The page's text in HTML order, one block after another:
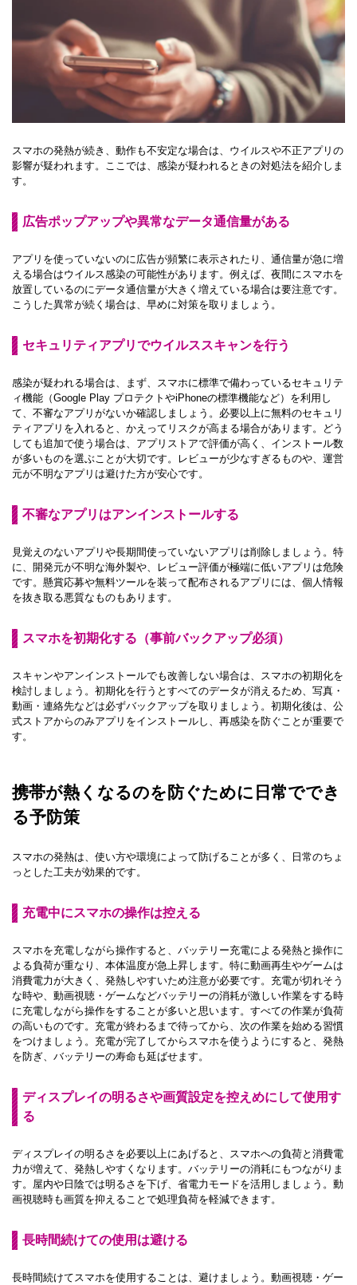
スマホの発熱が続き、動作も不安定な場合は、ウイルスや不正アプリの
影響が疑われます。ここでは、感染が疑われるときの対処法を紹介しま
す。
広告ポップアップや異常なデータ通信量がある
アプリを使っていないのに広告が頻繁に表示されたり、通信量が急に増
える場合はウイルス感染の可能性があります。例えば、夜間にスマホを
放置しているのにデータ通信量が大きく増えている場合は要注意です。
こうした異常が続く場合は、早めに対策を取りましょう。
セキュリティアプリでウイルススキャンを行う
感染が疑われる場合は、まず、スマホに標準で備わっているセキュリテ
ィ機能（Google Play プロテクトやiPhoneの標準機能など）を利用し
て、不審なアプリがないか確認しましょう。必要以上に無料のセキュリ
ティアプリを入れると、かえってリスクが高まる場合があります。どう
しても追加で使う場合は、アプリストアで評価が高く、インストール数
が多いものを選ぶことが大切です。レビューが少なすぎるものや、運営
元が不明なアプリは避けた方が安心です。
不審なアプリはアンインストールする
見覚えのないアプリや長期間使っていないアプリは削除しましょう。特
に、開発元が不明な海外製や、レビュー評価が極端に低いアプリは危険
です。懸賞応募や無料ツールを装って配布されるアプリには、個人情報
を抜き取る悪質なものもあります。
スマホを初期化する（事前バックアップ必須）
スキャンやアンインストールでも改善しない場合は、スマホの初期化を
検討しましょう。初期化を行うとすべてのデータが消えるため、写真・
動画・連絡先などは必ずバックアップを取りましょう。初期化後は、公
式ストアからのみアプリをインストールし、再感染を防ぐことが重要で
す。
携帯が熱くなるのを防ぐために日常ででき
る予防策
スマホの発熱は、使い方や環境によって防げることが多く、日常のちょ
っとした工夫が効果的です。
充電中にスマホの操作は控える
スマホを充電しながら操作すると、バッテリー充電による発熱と操作に
よる負荷が重なり、本体温度が急上昇します。特に動画再生やゲームは
消費電力が大きく、発熱しやすいため注意が必要です。充電が切れそう
な時や、動画視聴・ゲームなどバッテリーの消耗が激しい作業をする時
に充電しながら操作をすることが多いと思います。すべての作業が負荷
の高いものです。充電が終わるまで待ってから、次の作業を始める習慣
をつけましょう。充電が完了してからスマホを使うようにすると、発熱
を防ぎ、バッテリーの寿命も延ばせます。
ディスプレイの明るさや画質設定を控えめにして使用す
る
ディスプレイの明るさを必要以上にあげると、スマホへの負荷と消費電
力が増えて、発熱しやすくなります。バッテリーの消耗にもつながりま
す。屋内や日陰では明るさを下げ、省電力モードを活用しましょう。動
画視聴時も画質を抑えることで処理負荷を軽減できます。
長時間続けての使用は避ける
長時間続けてスマホを使用することは、避けましょう。動画視聴・ゲー